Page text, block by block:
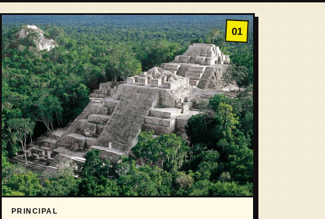
01
PRINCIPAL